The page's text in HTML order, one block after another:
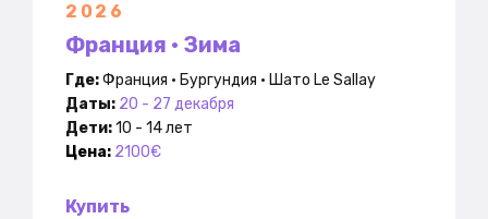
2026
Франция • Зима
Где:Франция • Бургундия • Шато Le Sallay
Даты: 20 - 27 декабря
Дети:10 - 14 лет
Цена: 2100€
Купить